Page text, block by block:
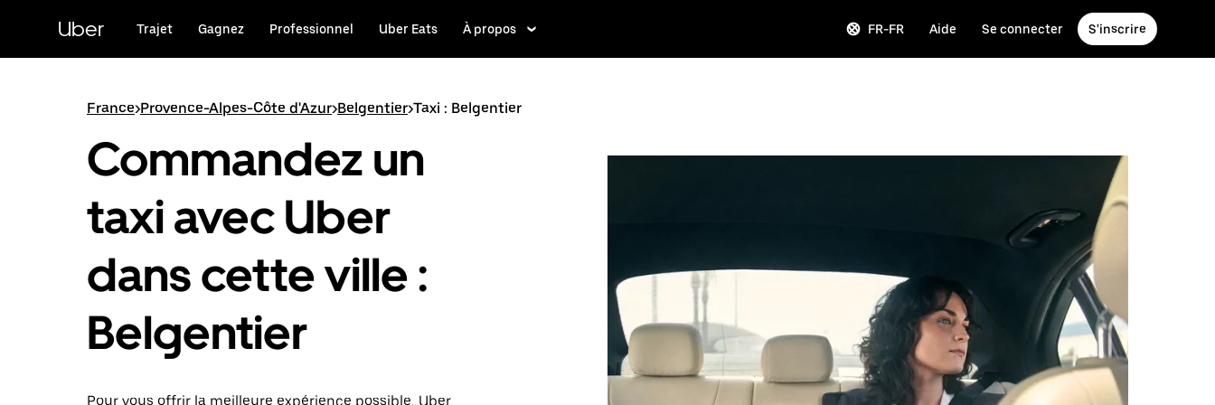
principal
Uber Trajet Gagnez Professionnel Uber Eats À propos FR-FR Aide Se connecter S'inscrire
France>Provence-Alpes-Côte d'Azur>Belgentier>Taxi : Belgentier
Commandez un
taxi avec Uber
dans cette ville :
Belgentier
Pour vous offrir la meilleure expérience possible, Uber